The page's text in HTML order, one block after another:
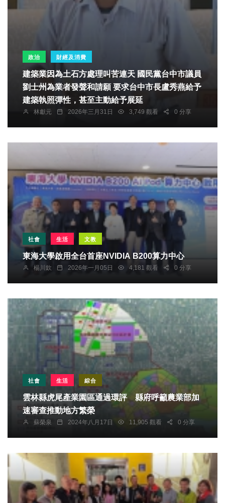
政治 財經及消費
建築業因為土石方處理叫苦連天 國民黨台中市議員
劉士州為業者發聲和請願 要求台中市長盧秀燕給予
建築執照彈性，甚至主動給予展延
林獻元 2026年三月31日 3,749 觀看 0 分享
社會 生活 文教
東海大學啟用全台首座NVIDIA B200算力中心
楊川欽 2026年一月05日 4,181 觀看 0 分享
社會 生活 綜合
雲林縣虎尾產業園區通過環評 縣府呼籲農業部加
速審查推動地方繁榮
蘇榮泉 2024年八月17日 11,905 觀看 0 分享